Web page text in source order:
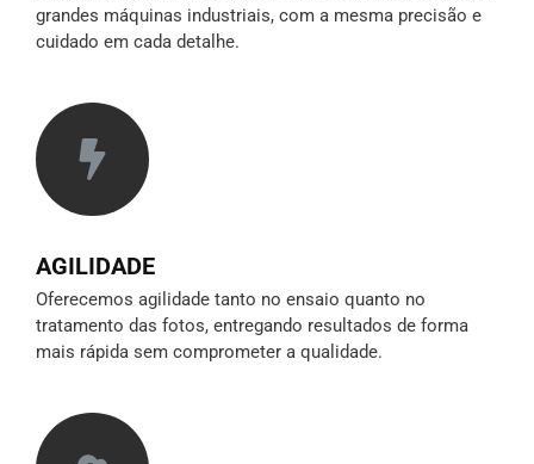
grandes máquinas industriais, com a mesma precisão e
cuidado em cada detalhe.
AGILIDADE
Oferecemos agilidade tanto no ensaio quanto no
tratamento das fotos, entregando resultados de forma
mais rápida sem comprometer a qualidade.